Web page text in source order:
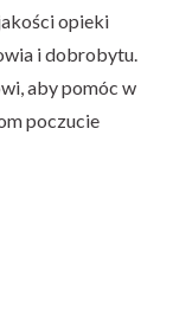
opieki
i dobrobytu.
aby pomóc w
poczucie